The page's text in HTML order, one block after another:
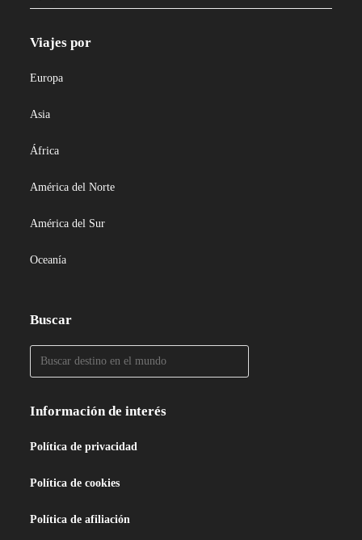
Viajes por
Europa
Asia
África
América del Norte
América del Sur
Oceanía
Buscar
Información de interés
Política de privacidad
Política de cookies
Política de afiliación